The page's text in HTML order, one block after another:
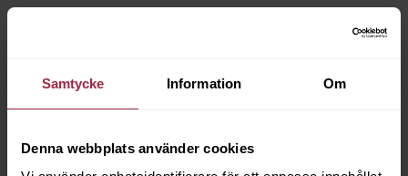
Samtycke Information Om
Denna webbplats använder cookies